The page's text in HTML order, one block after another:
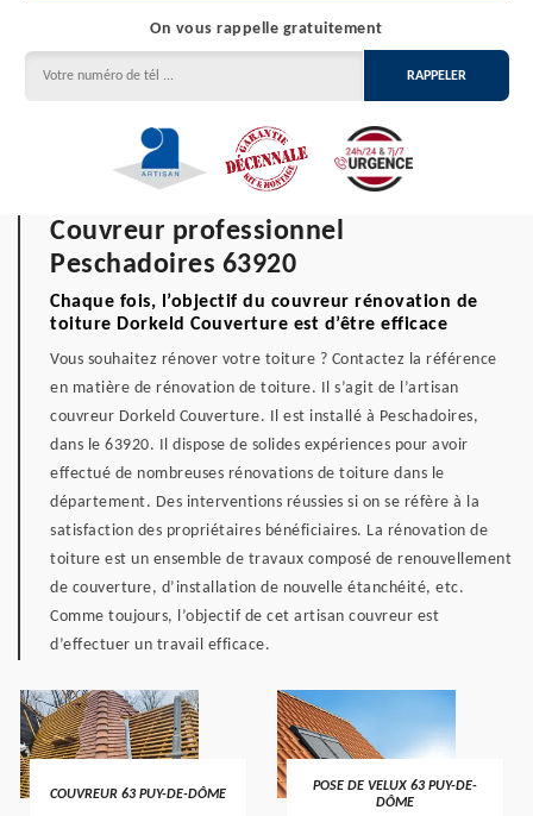
On vous rappelle gratuitement
Couvreur professionnel
Peschadoires 63920
Chaque fois, l’objectif du couvreur rénovation de
toiture Dorkeld Couverture est d’être efficace
Vous souhaitez rénover votre toiture ? Contactez la référence
en matière de rénovation de toiture. Il s’agit de l’artisan
couvreur Dorkeld Couverture. Il est installé à Peschadoires,
dans le 63920. Il dispose de solides expériences pour avoir
effectué de nombreuses rénovations de toiture dans le
département. Des interventions réussies si on se réfère à la
satisfaction des propriétaires bénéficiaires. La rénovation de
toiture est un ensemble de travaux composé de renouvellement
de couverture, d’installation de nouvelle étanchéité, etc.
Comme toujours, l’objectif de cet artisan couvreur est
d’effectuer un travail efficace.
COUVREUR 63 PUY-DE-DÔME
POSE DE VELUX 63 PUY-DE-
DÔME